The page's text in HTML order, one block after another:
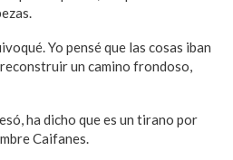
Yo pensé que las cosas iban
un camino frondoso,
ha dicho que es un tirano por
Caifanes.